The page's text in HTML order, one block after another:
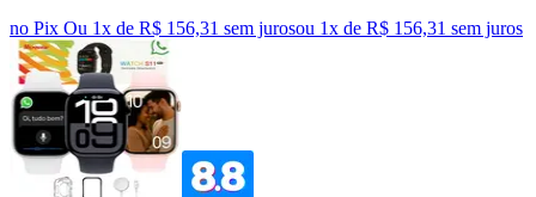
no Pix Ou 1x de R$ 156,31 sem jurosou 1x de R$ 156,31 sem juros